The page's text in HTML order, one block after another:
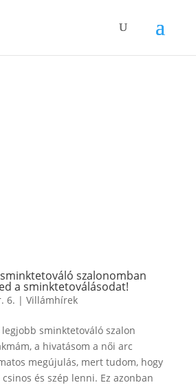
szalonomban
a sminktetoválásodat!
6. | Villámhírek
sminktetováló szalon
a hivatásom a női arc
megújulás, mert tudom, hogy
és szép lenni. Ez azonban